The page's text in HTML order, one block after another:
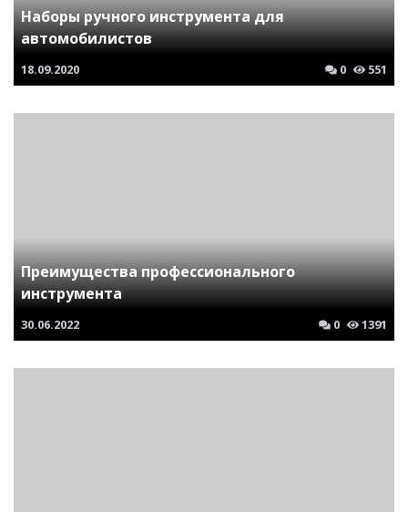
Наборы ручного инструмента для
автомобилистов
18.09.2020 0 551
Преимущества профессионального
инструмента
30.06.2022 0 1391